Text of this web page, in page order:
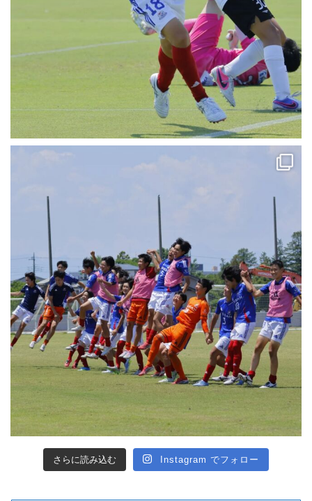
さらに読み込む Instagram でフォロー